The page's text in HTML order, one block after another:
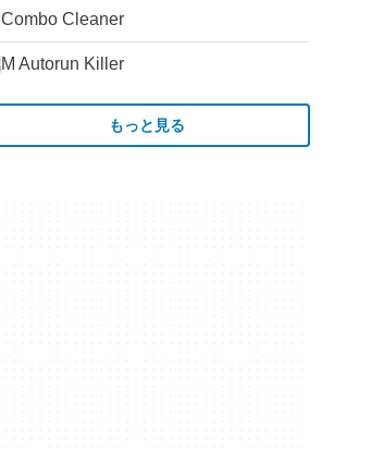
Combo Cleaner
M Autorun Killer
もっと見る